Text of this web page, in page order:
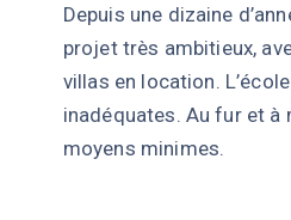
Depuis une dizaine
projet très ambitieux,
villas en location.
inadéquates. Au fur et à
moyens minimes.